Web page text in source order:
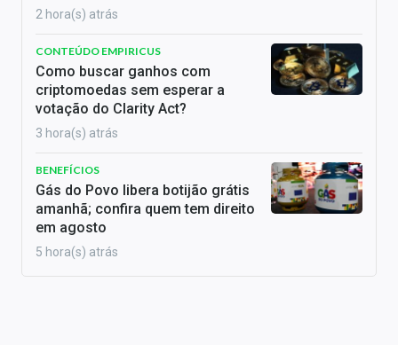
2 hora(s) atrás
CONTEÚDO EMPIRICUS
Como buscar ganhos com
criptomoedas sem esperar a
votação do Clarity Act?
3 hora(s) atrás
BENEFÍCIOS
Gás do Povo libera botijão grátis
amanhã; confira quem tem direito
em agosto
5 hora(s) atrás